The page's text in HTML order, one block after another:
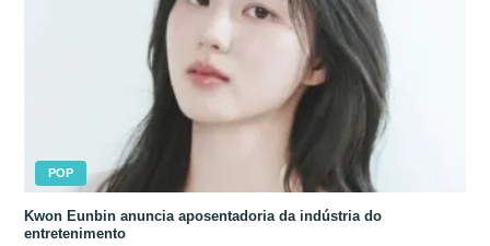
POP
Kwon Eunbin anuncia aposentadoria da indústria do
entretenimento